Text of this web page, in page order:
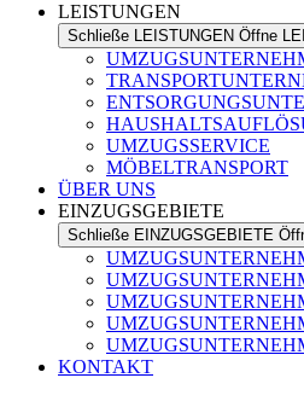
LEISTUNGEN
Schließe LEISTUNGEN Öffne
UMZUGSSERVICE
MÖBELTRANSPORT
ÜBER UNS
EINZUGSGEBIETE
Schließe EINZUGSGEBIETE
KONTAKT